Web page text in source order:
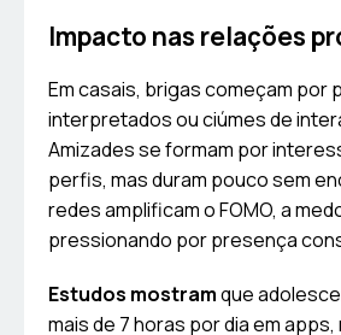
Impacto nas relações
Em casais, brigas começam por
interpretados ou ciúmes de
Amizades se formam por
perfis, mas duram pouco sem
redes amplificam o FOMO, a
pressionando por presença
Estudos mostramque
mais de 7 horas por dia em